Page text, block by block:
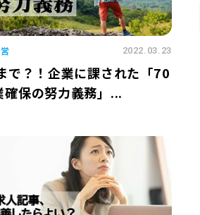
2022.03.23
で？！企業に課された「70
確保の努力義務」...